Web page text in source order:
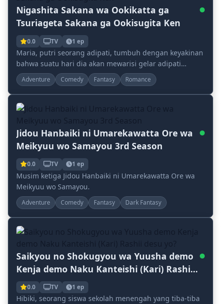
Nigashita Sakana wa Ookikatta ga
Tsuriageta Sakana ga Ookisugita Ken
0.0 TV 1 ep
Maria, putri seorang adipati, tumbuh dengan keyakinan
bahwa suatu hari dia akan mewarisi gelar adipati
ayahnya. Oleh karena itu, ia memusatkan perhati...
Adventure Comedy Fantasy Romance
Jidou Hanbaiki ni Umarekawatta Ore wa
Meikyuu wo Samayou 3rd Season
0.0 TV 1 ep
Musim ketiga Jidou Hanbaiki ni Umarekawatta Ore wa
Meikyuu wo Samayou.
Adventure Comedy Fantasy Dark Fantasy
Saikyou no Shokugyou wa Yuusha demo
Kenja demo Naku Kanteishi (Kari) Rashii
desu yo?
0.0 TV 1 ep
Hibiki, seorang siswa sekolah menengah yang tiba-tiba